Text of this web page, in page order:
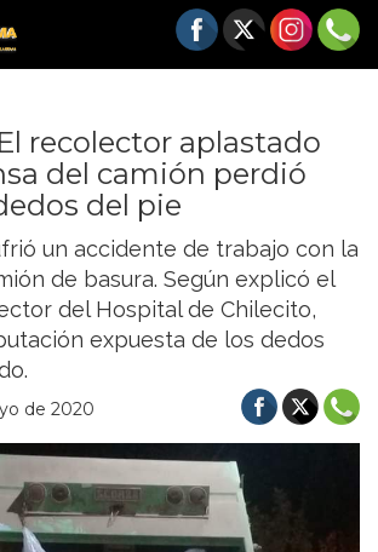
recolector aplastado
del camión perdió
del pie
un accidente de trabajo con la
de basura. Según explicó el
del Hospital de Chilecito,
expuesta de los dedos
de 2020